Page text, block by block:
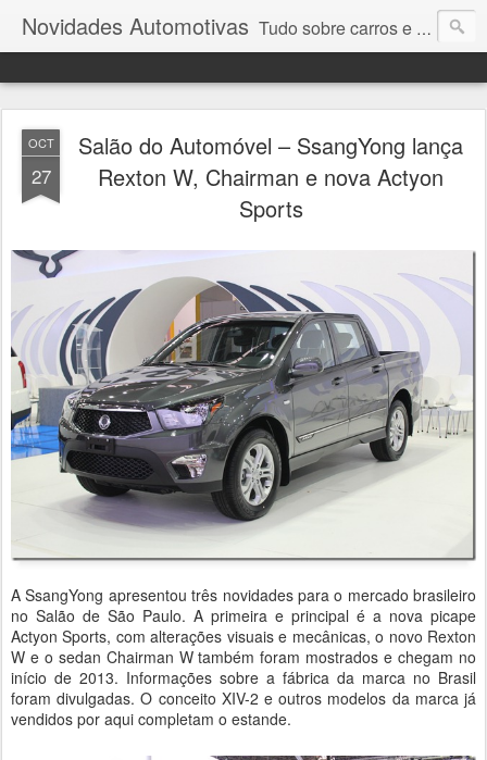
Novidades Automotivas Tudo sobre carros e motores
OCT
27
Salão do Automóvel – SsangYong lança
Rexton W, Chairman e nova Actyon
Sports
A SsangYong apresentou três novidades para o mercado brasileiro
no Salão de São Paulo. A primeira e principal é a nova picape
Actyon Sports, com alterações visuais e mecânicas, o novo Rexton
W e o sedan Chairman W também foram mostrados e chegam no
início de 2013. Informações sobre a fábrica da marca no Brasil
foram divulgadas. O conceito XIV-2 e outros modelos da marca já
vendidos por aqui completam o estande.